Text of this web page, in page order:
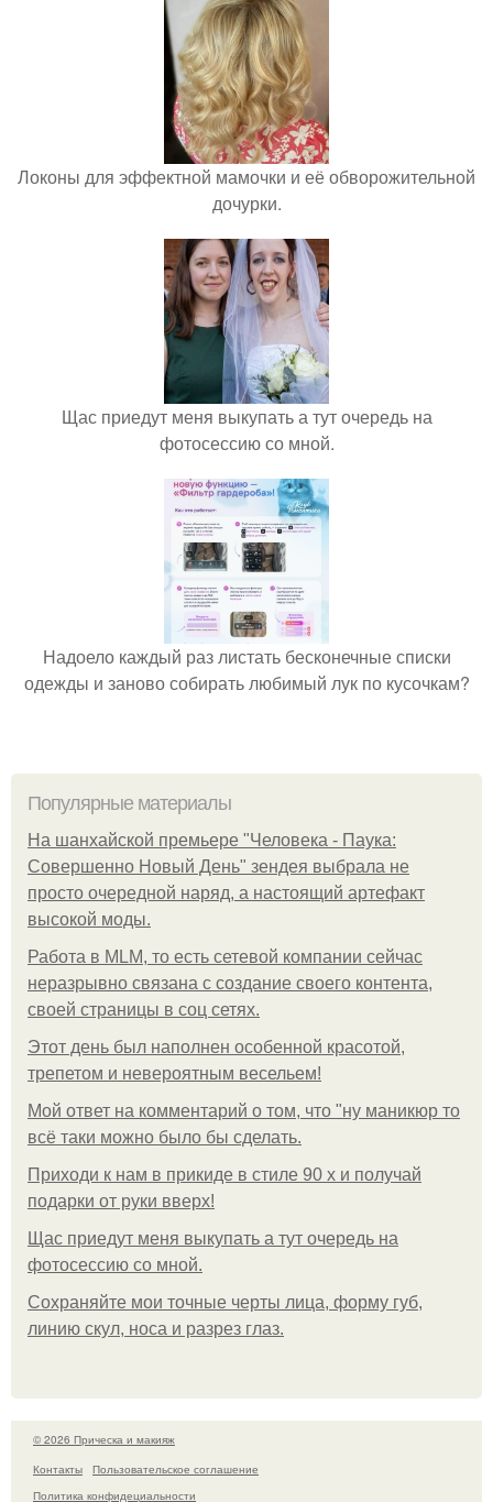
Локоны для эффектной мамочки и её обворожительной
дочурки.
Щас приедут меня выкупать а тут очередь на
фотосессию со мной.
Надоело каждый раз листать бесконечные списки
одежды и заново собирать любимый лук по кусочкам?
Популярные материалы
На шанхайской премьере "Человека - Паука:
Совершенно Новый День" зендея выбрала не
просто очередной наряд, а настоящий артефакт
высокой моды.
Работа в MLM, то есть сетевой компании сейчас
неразрывно связана с создание своего контента,
своей страницы в соц сетях.
Этот день был наполнен особенной красотой,
трепетом и невероятным весельем!
Мой ответ на комментарий о том, что "ну маникюр то
всё таки можно было бы сделать.
Приходи к нам в прикиде в стиле 90 х и получай
подарки от руки вверх!
Щас приедут меня выкупать а тут очередь на
фотосессию со мной.
Сохраняйте мои точные черты лица, форму губ,
линию скул, носа и разрез глаз.
© 2026 Прическа и макияж
Контакты
Пользовательское соглашение
Политика конфидециальности